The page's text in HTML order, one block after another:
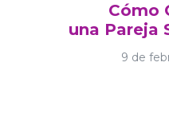
Cómo
una Pareja
9 de